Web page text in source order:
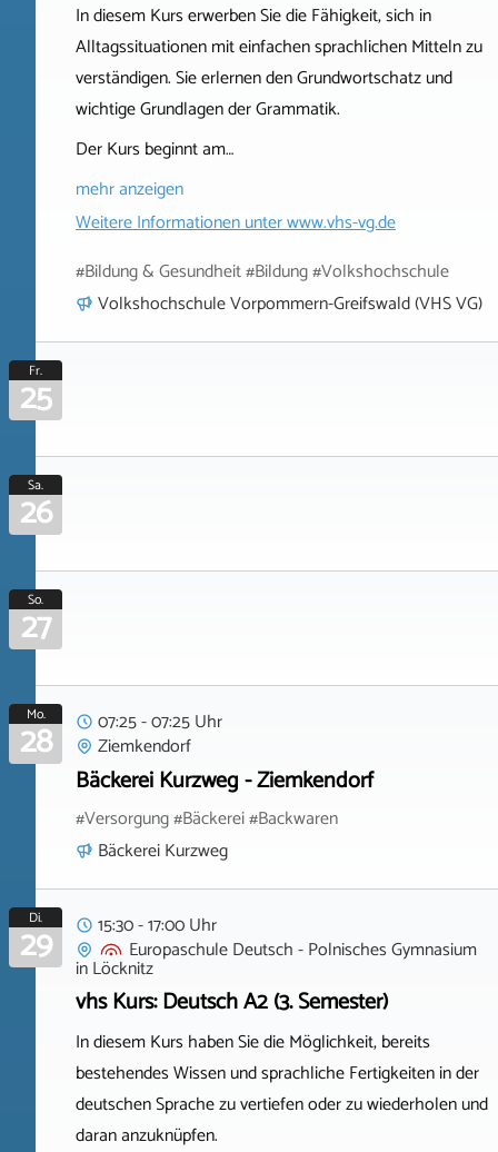
In diesem Kurs erwerben Sie die Fähigkeit, sich in
Alltagssituationen mit einfachen sprachlichen Mitteln zu
verständigen. Sie erlernen den Grundwortschatz und
wichtige Grundlagen der Grammatik.
Der Kurs beginnt am…
mehr anzeigen
Weitere Informationen unterwww.vhs-vg.de
#Bildung & Gesundheit #Bildung #Volkshochschule
Volkshochschule Vorpommern-Greifswald (VHS VG)
Fr.
25
Sa.
26
So.
27
Mo.
28
07:25 - 07:25 Uhr
Ziemkendorf
Bäckerei Kurzweg - Ziemkendorf
#Versorgung #Bäckerei #Backwaren
Bäckerei Kurzweg
Di.
29
15:30 - 17:00 Uhr
Europaschule Deutsch - Polnisches Gymnasium
inLöcknitz
vhs Kurs: Deutsch A2 (3. Semester)
In diesem Kurs haben Sie die Möglichkeit, bereits
bestehendes Wissen und sprachliche Fertigkeiten in der
deutschen Sprache zu vertiefen oder zu wiederholen und
daran anzuknüpfen.